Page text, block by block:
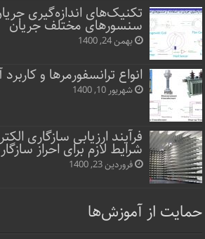
تکنیک‌های اندازه‌گیری
سنسورهای مختلف جریان
بهمن 24, 1400
انواع ترانسفورمرها و کاربرد
شهریور 10, 1400
فرآیند ارزیابی سازگاری
شرایط لازم برای احراز
فروردین 23, 1400
حمایت از آموزش‌ها